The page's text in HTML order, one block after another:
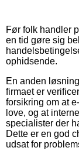
Før folk handler
en tid gøre sig
ophidsende.
En anden
firmaet er
forsikring om at
love, og at
specialister der
Dette er en god
udsat for